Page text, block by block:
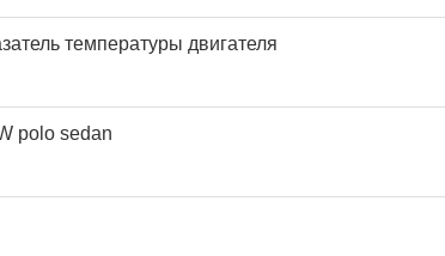
температуры двигателя
polo sedan